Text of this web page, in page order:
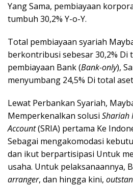
Yang Sama, pembiayaan
tumbuh 30,2% Y-o-Y.
Total pembiayaan syariah
berkontribusi sebesar 30,2%
pembiayaan Bank (Bank-only),
menyumbang 24,5% Di total
Lewat Perbankan Syariah,
Memperkenalkan solusi Shariah
Account(SRIA) pertama Ke
Sebagai mengakomodasi
dan ikut berpartisipasi Untuk
usaha. Untuk pelaksanaannya,
arranger, dan hingga kini,